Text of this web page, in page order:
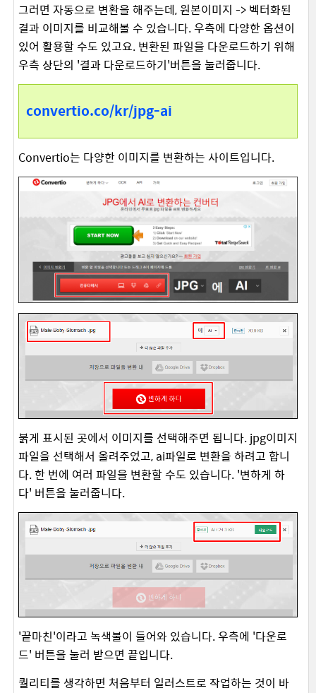
그러면 자동으로 변환을 해주는데, 원본이미지 -> 벡터화된
결과 이미지를 비교해볼 수 있습니다. 우측에 다양한 옵션이
있어 활용할 수도 있고요. 변환된 파일을 다운로드하기 위해
우측 상단의 '결과 다운로드하기'버튼을 눌러줍니다.
convertio.co/kr/jpg-ai
Convertio는 다양한 이미지를 변환하는 사이트입니다.
붉게 표시된 곳에서 이미지를 선택해주면 됩니다. jpg이미지
파일을 선택해서 올려주었고, ai파일로 변환을 하려고 합니
다. 한 번에 여러 파일을 변환할 수도 있습니다. '변하게 하
다' 버튼을 눌러줍니다.
'끝마친'이라고 녹색불이 들어와 있습니다. 우측에 '다운로
드' 버튼을 눌러 받으면 끝입니다.
퀄리티를 생각하면 처음부터 일러스트로 작업하는 것이 바